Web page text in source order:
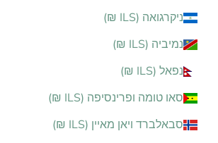
ניקרגואה (ILS ₪)
נמיביה (ILS ₪)
נפאל (ILS ₪)
סאו טומה ופרינסיפה (ILS ₪)
סבאלברד ויאן מאיין (ILS ₪)